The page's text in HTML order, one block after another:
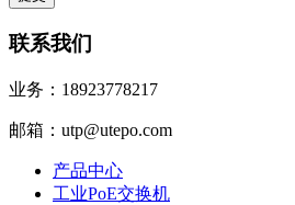
联系我们
业务：18923778217
邮箱：utp@utepo.com
产品中心
工业PoE交换机